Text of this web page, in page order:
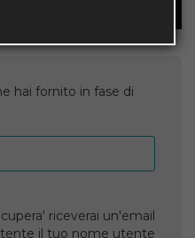
hai fornito in fase di
riceverai un'email
il tuo nome utente